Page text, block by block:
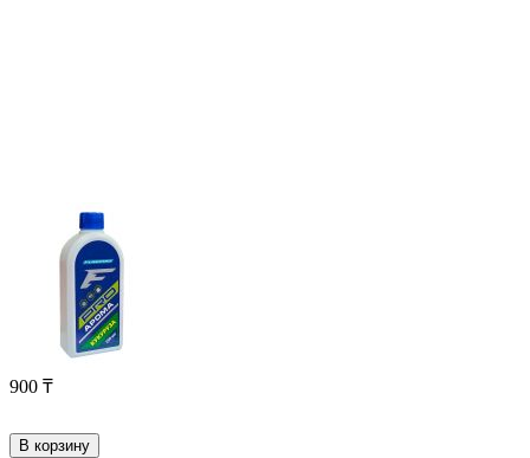
900 ₸
В корзину